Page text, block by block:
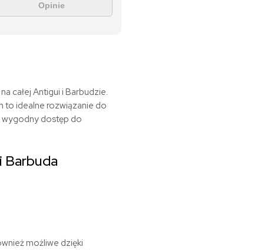
Opinie
całej Antigui i Barbudzie.
to idealne rozwiązanie do
wygodny dostęp do
Barbuda
możliwe dzięki